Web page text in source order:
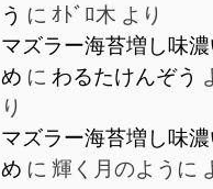
う に ｵﾄﾞﾛ木 より
マズラー海苔増し味
め に わるたけんぞう
り
マズラー海苔増し味
め に 輝く月のように